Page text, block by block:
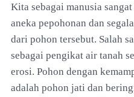
Kita sebagai manusia
aneka pepohonan dan
dari pohon tersebut. Salah
sebagai pengikat air tanah
erosi. Pohon dengan
adalah pohon jati dan